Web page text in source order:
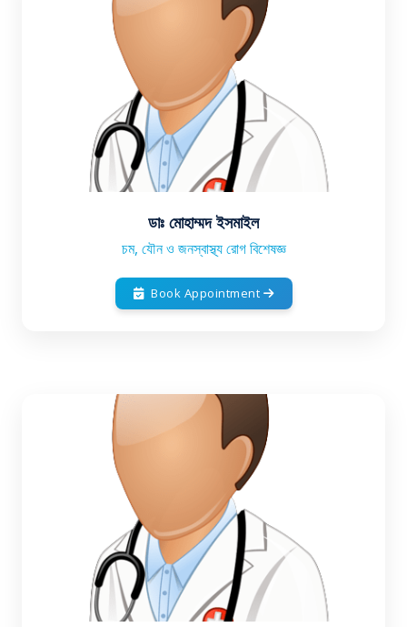
ডাঃ মোহাম্মদ ইসমাইল
চম, যৌন ও জনস্বাস্থ্য রোগ বিশেষজ্ঞ
Book Appointment